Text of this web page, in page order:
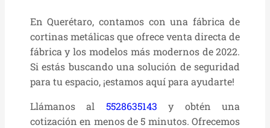
En Querétaro, contamos con una fábrica de
cortinas metálicas que ofrece venta directa de
fábrica y los modelos más modernos de 2022.
Si estás buscando una solución de seguridad
para tu espacio, ¡estamos aquí para ayudarte!
Llámanos al 5528635143y obtén una
cotización en menos de 5 minutos. Ofrecemos